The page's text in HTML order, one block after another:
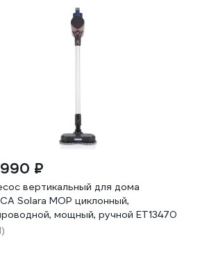
₽
вертикальный для дома
Solara MOP циклонный,
мощный, ручной ET13470